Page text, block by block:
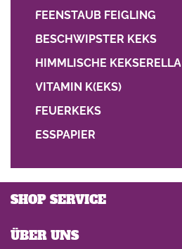
FEENSTAUB FEIGLING
BESCHWIPSTER KEKS
HIMMLISCHE KEKSERELLA
VITAMIN K(EKS)
FEUERKEKS
ESSPAPIER
SHOP SERVICE
ÜBER UNS